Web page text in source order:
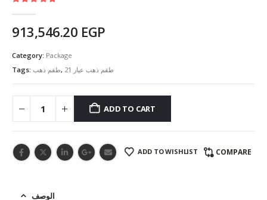
913,546.20 EGP
Category: Package
Tags: طقم ذهب, طقم ذهب عيار 21
ADD TO CART
ADD TO WISHLIST COMPARE
الوصف